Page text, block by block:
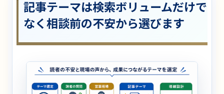
記事テーマは検索ボリュームだけで
なく相談前の不安から選びます